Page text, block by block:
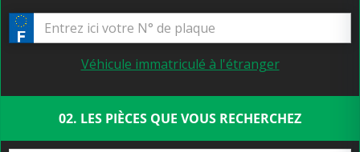
Véhicule immatriculé à l'étranger
02. LES PIÈCES QUE VOUS RECHERCHEZ